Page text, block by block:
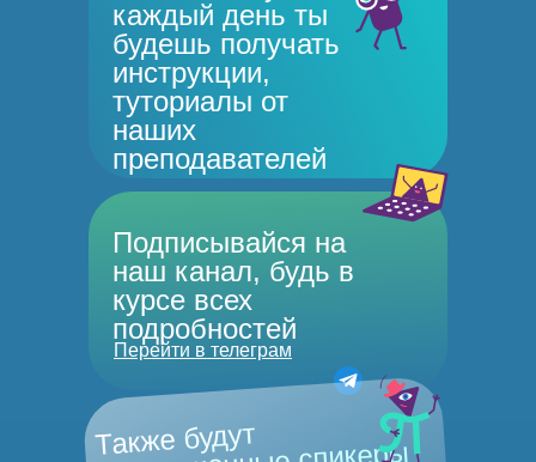
каждый день ты
будешь получать
инструкции,
туториалы от
наших
преподавателей
Подписывайся на
наш канал, будь в
курсе всех
подробностей
Перейти в телеграм
Также будут